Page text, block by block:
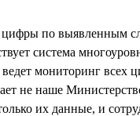
по выявленным
система
мониторинг всех
не наше
их данные, и